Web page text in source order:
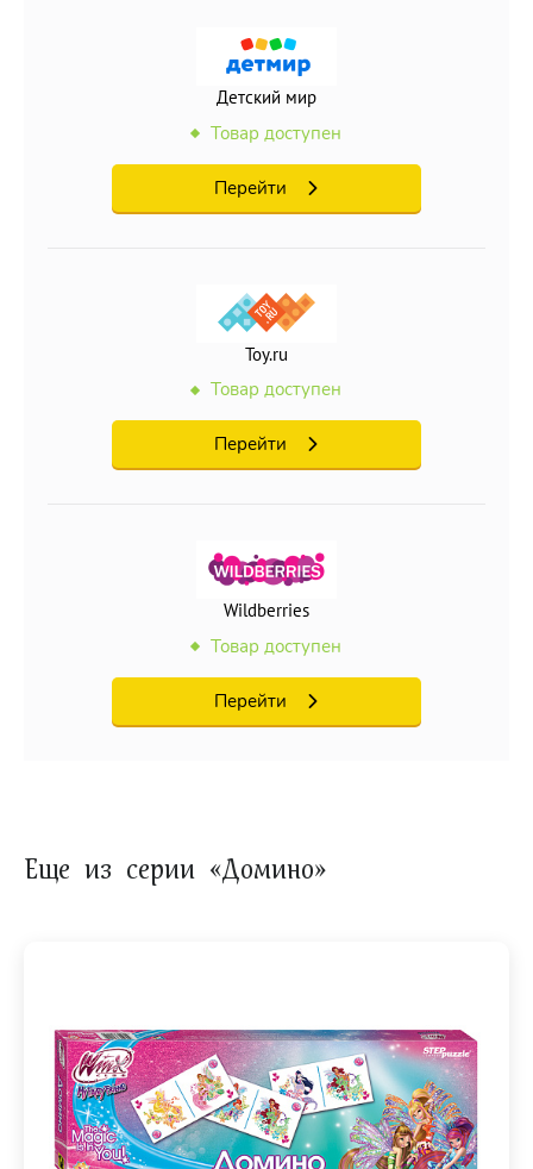
Детский мир
Товар доступен
Перейти
Toy.ru
Товар доступен
Перейти
Wildberries
Товар доступен
Перейти
Еще из серии «Домино»